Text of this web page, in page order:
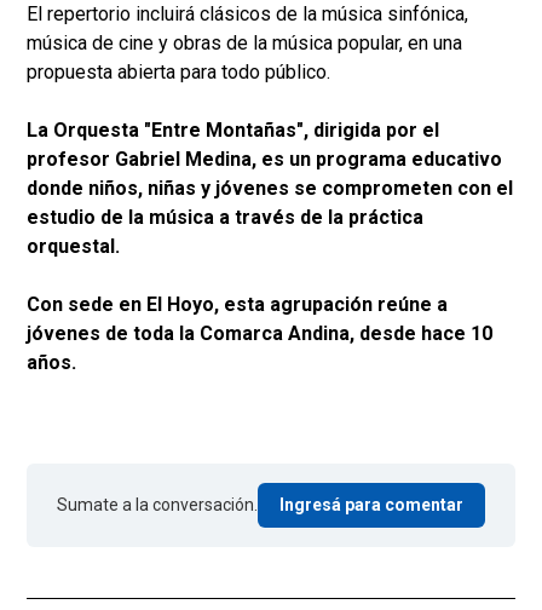
El repertorio incluirá clásicos de la música sinfónica,
música de cine y obras de la música popular, en una
propuesta abierta para todo público.
La Orquesta "Entre Montañas", dirigida por el
profesor Gabriel Medina, es un programa educativo
donde niños, niñas y jóvenes se comprometen con el
estudio de la música a través de la práctica
orquestal.
Con sede en El Hoyo, esta agrupación reúne a
jóvenes de toda la Comarca Andina, desde hace 10
años.
Sumate a la conversación. Ingresá para comentar